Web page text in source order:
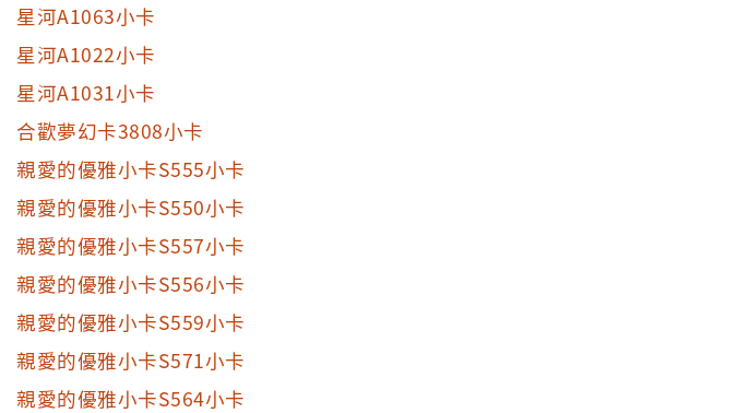
星河A1063小卡
星河A1022小卡
星河A1031小卡
合歡夢幻卡3808小卡
親愛的優雅小卡S555小卡
親愛的優雅小卡S550小卡
親愛的優雅小卡S557小卡
親愛的優雅小卡S556小卡
親愛的優雅小卡S559小卡
親愛的優雅小卡S571小卡
親愛的優雅小卡S564小卡